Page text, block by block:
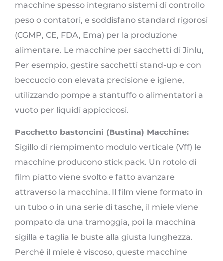
macchine spesso integrano sistemi di controllo
peso o contatori, e soddisfano standard rigorosi
(CGMP, CE, FDA, Ema) per la produzione
alimentare. Le macchine per sacchetti di Jinlu,
Per esempio, gestire sacchetti stand-up e con
beccuccio con elevata precisione e igiene,
utilizzando pompe a stantuffo o alimentatori a
vuoto per liquidi appiccicosi.
Pacchetto bastoncini (Bustina) Macchine:
Sigillo di riempimento modulo verticale (Vff) le
macchine producono stick pack. Un rotolo di
film piatto viene svolto e fatto avanzare
attraverso la macchina. Il film viene formato in
un tubo o in una serie di tasche, il miele viene
pompato da una tramoggia, poi la macchina
sigilla e taglia le buste alla giusta lunghezza.
Perché il miele è viscoso, queste macchine